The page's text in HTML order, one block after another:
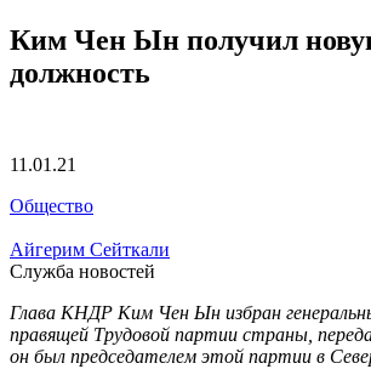
Ким Чен Ын получил
должность
11.01.21
Общество
Айгерим Сейткали
Служба новостей
Глава КНДР Ким Чен Ын избран
правящей Трудовой партии страны,
он был председателем этой партии в